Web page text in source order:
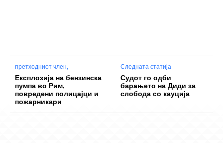
претходниот член,
Експлозија на бензинска
пумпа во Рим,
повредени полицајци и
пожарникари
Следната статија
Судот го одби
барањето на Диди за
слобода со кауција